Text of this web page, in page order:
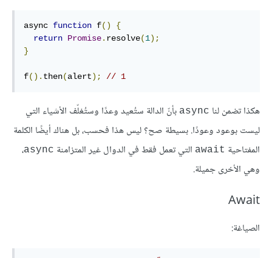
async function f()
{
return Promise. resolve(1);
}
f(). then(alert); // 1
هكذا تضمن لنا async بأنّ الدالة ستُعيد وعدًا وستُغلّف الأشياء التي
ليست بوعود وعودًا. بسيطة صح؟ ليس هذا فحسب، بل هناك أيضًا الكلمة
المفتاحية await التي تعمل فقط في الدوال غير المتزامنة async،
وهي الأخرى جميلة.
Await
الصياغة: